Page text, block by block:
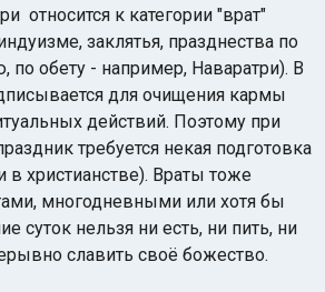
относится к категории "врат"
заклятья, празднества по
по обету - например, Наваратри). В
для очищения кармы
действий. Поэтому при
требуется некая подготовка
в христианстве). Враты тоже
многодневными или хотя бы
суток нельзя ни есть, ни пить, ни
славить своё божество.